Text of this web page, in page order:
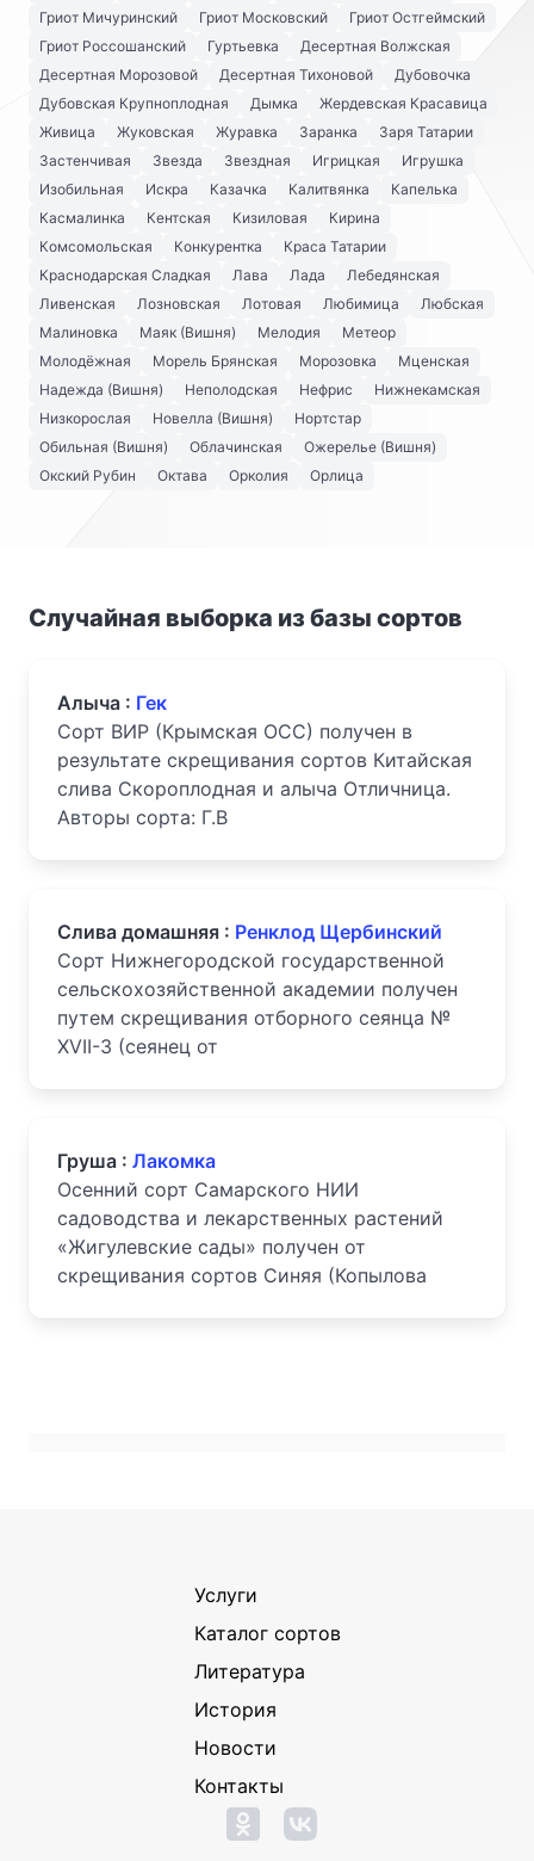
Гриот Мичуринский
Гриот Московский
Гриот Остгеймский
Гриот Россошанский
Гуртьевка
Десертная Волжская
Десертная Морозовой
Десертная Тихоновой
Дубовочка
Дубовская Крупноплодная
Дымка
Жердевская Красавица
Живица
Жуковская Журавка Заранка
Заря Татарии
Застенчивая
Звезда Звездная Игрицкая
Игрушка
Изобильная
Искра Казачка Калитвянка
Капелька
Касмалинка
Кентская Кизиловая
Кирина
Комсомольская
Конкурентка
Краса Татарии
Краснодарская Сладкая
Лава Лада
Лебедянская
Ливенская
Лозновская Лотовая Любимица
Любская
Малиновка
Маяк (Вишня) Мелодия
Метеор
Молодёжная
Морель Брянская Морозовка
Мценская
Надежда (Вишня)
Неполодская Нефрис
Нижнекамская
Низкорослая
Новелла (Вишня)
Нортстар
Обильная (Вишня)
Облачинская
Ожерелье (Вишня)
Окский Рубин
Октава Орколия Орлица
Случайная выборка из базы сортов
Алыча : Гек
Сорт ВИР (Крымская ОСС) получен в
результате скрещивания сортов Китайская
слива Скороплодная и алыча Отличница.
Авторы сорта: Г.В
Слива домашняя : Ренклод Щербинский
Сорт Нижнегородской государственной
сельскохозяйственной академии получен
путем скрещивания отборного сеянца №
ХVII-3 (сеянец от
Груша : Лакомка
Осенний сорт Самарского НИИ
садоводства и лекарственных растений
«Жигулевские сады» получен от
скрещивания сортов Синяя (Копылова
Услуги
Каталог сортов
Литература
История
Новости
Контакты